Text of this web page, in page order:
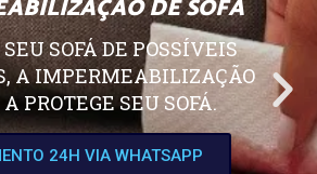
DE SOFÁ
SOFÁ DE POSSÍVEIS
A IMPERMEABILIZAÇÃO
PROTEGE SEU SOFÁ.
24H VIA WHATSAPP